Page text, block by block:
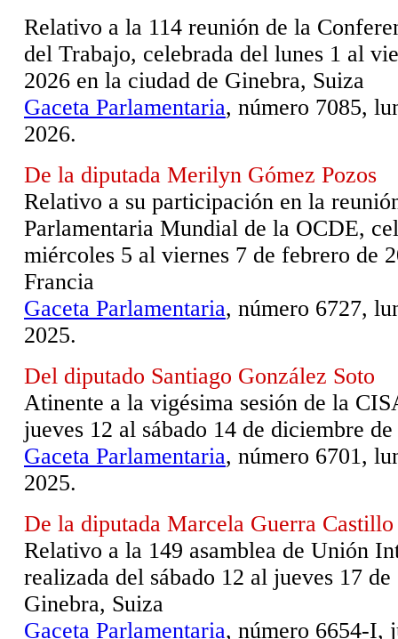
Relativo a la 114 reunión de la
del Trabajo, celebrada del lunes 1 al
2026 en la ciudad de Ginebra, Suiza
Gaceta Parlamentaria, número 7085,
2026.
De la diputada Merilyn Gómez Pozos
Relativo a su participación en la
Parlamentaria Mundial de la OCDE,
miércoles 5 al viernes 7 de febrero de
Francia
Gaceta Parlamentaria, número 6727,
2025.
Del diputado Santiago González Soto
Atinente a la vigésima sesión de la
jueves 12 al sábado 14 de diciembre
Gaceta Parlamentaria, número 6701,
2025.
De la diputada Marcela Guerra Castillo
Relativo a la 149 asamblea de Unión
realizada del sábado 12 al jueves 17
Ginebra, Suiza
Gaceta Parlamentaria, número 6654-I,